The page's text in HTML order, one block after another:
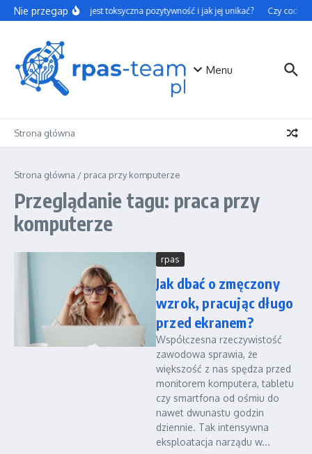
Przejdź do treści
Nie przegapCzym jest toksyczna pozytywność i jak jej unikać? Czy
Menu
Strona główna
Strona główna / praca przy komputerze
Przeglądanie tagu: praca przy
komputerze
rpas
Jak dbać o zmęczony
wzrok, pracując długo
przed ekranem?
Współczesna rzeczywistość
zawodowa sprawia, że
większość z nas spędza przed
monitorem komputera, tabletu
czy smartfona od ośmiu do
nawet dwunastu godzin
dziennie. Tak intensywna
eksploatacja narządu w...